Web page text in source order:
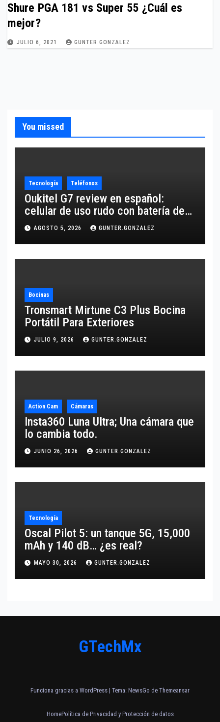
Shure PGA 181 vs Super 55 ¿Cuál es
mejor?
JULIO 6, 2021 GUNTER.GONZALEZ
You missed
Tecnología Teléfonos
Oukitel G7 review en español:
celular de uso rudo con batería de
10,600 mAh
AGOSTO 5, 2026 GUNTER.GONZALEZ
Bocinas
Tronsmart Mirtune C3 Plus Bocina
Portátil Para Exteriores
JULIO 9, 2026 GUNTER.GONZALEZ
Action Cam Cámaras
Insta360 Luna Ultra; Una cámara que
lo cambia todo.
JUNIO 26, 2026 GUNTER.GONZALEZ
Tecnología
Oscal Pilot 5: un tanque 5G, 15,000
mAh y 140 dB… ¿es real?
MAYO 30, 2026 GUNTER.GONZALEZ
GTechMx
Funciona gracias a WordPress | Tema: NewsGo de Themeansar
HomePolítica de Privacidad y Protección de datos